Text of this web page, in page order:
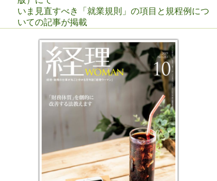
いま見直すべき「就業規則」の項目と規程例につ
いての記事が掲載